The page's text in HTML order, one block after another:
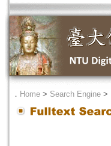
． Home > Search Engine >